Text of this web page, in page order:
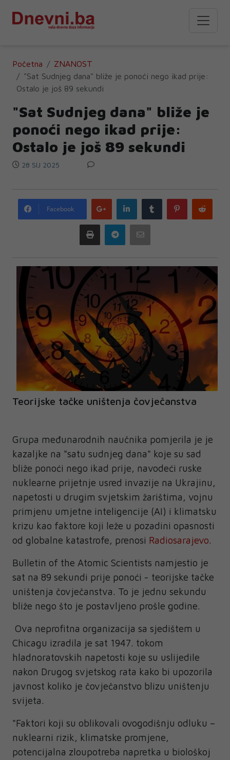
Početna
ZNANOST
"Sat Sudnjeg dana" bliže je ponoći nego ikad prije:
Ostalo je još 89 sekundi
"Sat Sudnjeg dana" bliže je
ponoći nego ikad prije:
Ostalo je još 89 sekundi
28 SIJ 2025
Facebook
Google
plus
LinkedIn Tumblr Pinterest
Print Telegram
Teorijske tačke uništenja čovječanstva
Grupa međunarodnih naučnika pomjerila je je
kazaljke na "satu sudnjeg dana" koje su sad
bliže ponoći nego ikad prije, navodeći ruske
nuklearne prijetnje usred invazije na Ukrajinu,
napetosti u drugim svjetskim žarištima, vojnu
primjenu umjetne inteligencije (AI) i klimatsku
krizu kao faktore koji leže u pozadini opasnosti
od globalne katastrofe, prenosi Radiosarajevo.
Bulletin of the Atomic Scientists namjestio je
sat na 89 sekundi prije ponoći - teorijske tačke
uništenja čovječanstva. To je jednu sekundu
bliže nego što je postavljeno prošle godine.
Ova neprofitna organizacija sa sjedištem u
Chicagu izradila je sat 1947. tokom
hladnoratovskih napetosti koje su uslijedile
nakon Drugog svjetskog rata kako bi upozorila
javnost koliko je čovječanstvo blizu uništenju
svijeta.
"Faktori koji su oblikovali ovogodišnju odluku –
nuklearni rizik, klimatske promjene,
potencijalna zloupotreba napretka u biološkoj